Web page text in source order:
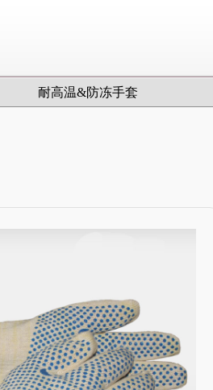
耐高温&防冻手套